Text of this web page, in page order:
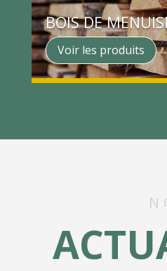
BOIS DE
Voir les produits